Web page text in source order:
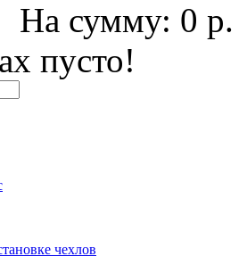
На сумму: 0 р.
пусто!
чехлов